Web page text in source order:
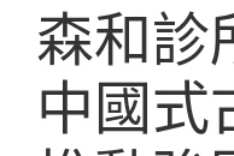
森和診
中國式